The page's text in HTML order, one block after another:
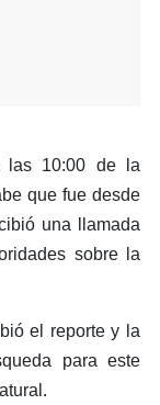
las 10:00 de la
que fue desde
una llamada
sobre la
el reporte y la
para este